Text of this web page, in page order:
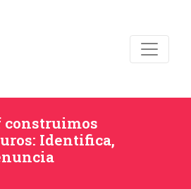
construimos
Identifica,